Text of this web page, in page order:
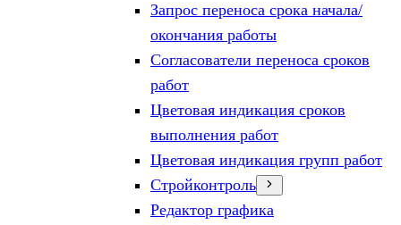
Запрос переноса срока начала/
окончания работы
Согласователи переноса сроков
работ
Цветовая индикация сроков
выполнения работ
Цветовая индикация групп работ
Стройконтроль
Редактор графика